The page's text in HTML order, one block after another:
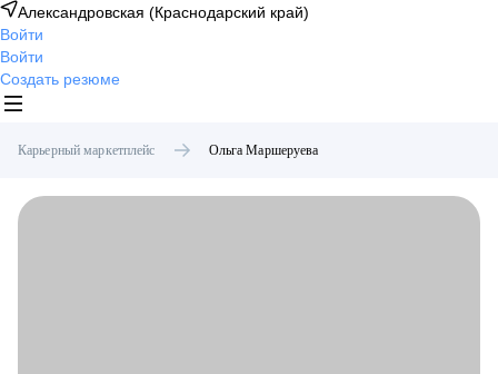
Александровская (Краснодарский край)
Войти
Войти
Создать резюме
Карьерный маркетплейс Ольга Маршеруева